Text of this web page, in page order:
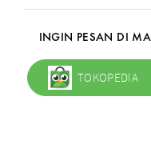
INGIN PESAN DI
TOKOPEDIA